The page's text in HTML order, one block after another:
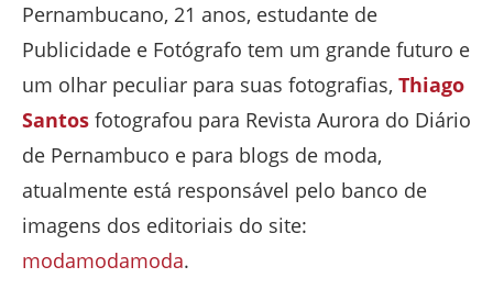
Pernambucano, 21 anos, estudante de
Publicidade e Fotógrafo tem um grande futuro e
um olhar peculiar para suas fotografias, Thiago
Santos fotografou para Revista Aurora do Diário
de Pernambuco e para blogs de moda,
atualmente está responsável pelo banco de
imagens dos editoriais do site:
modamodamoda.